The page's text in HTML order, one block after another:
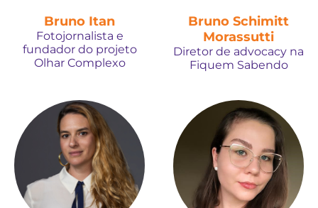
Bruno Itan
Fotojornalista e
fundador do projeto
Olhar Complexo
Bruno Schimitt
Morassutti
Diretor de advocacy na
Fiquem Sabendo